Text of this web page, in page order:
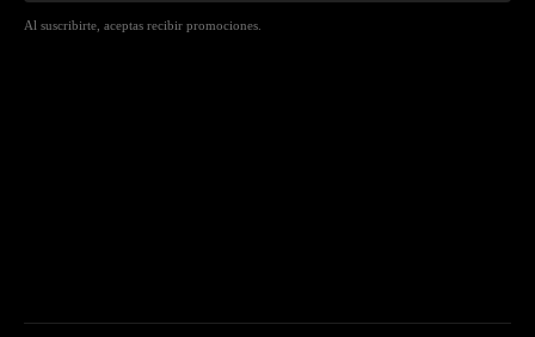
Al suscribirte, aceptas recibir promociones.